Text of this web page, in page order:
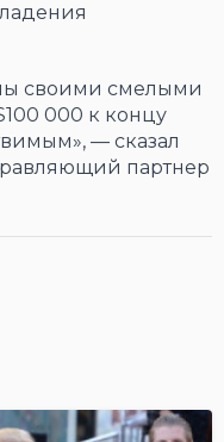
своими смелыми
000 к концу
— сказал
партнер